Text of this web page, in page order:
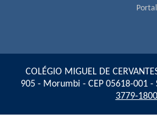
COLÉGIO MIGUEL DE
905 - Morumbi - CEP 05618-001 -
3779-1800